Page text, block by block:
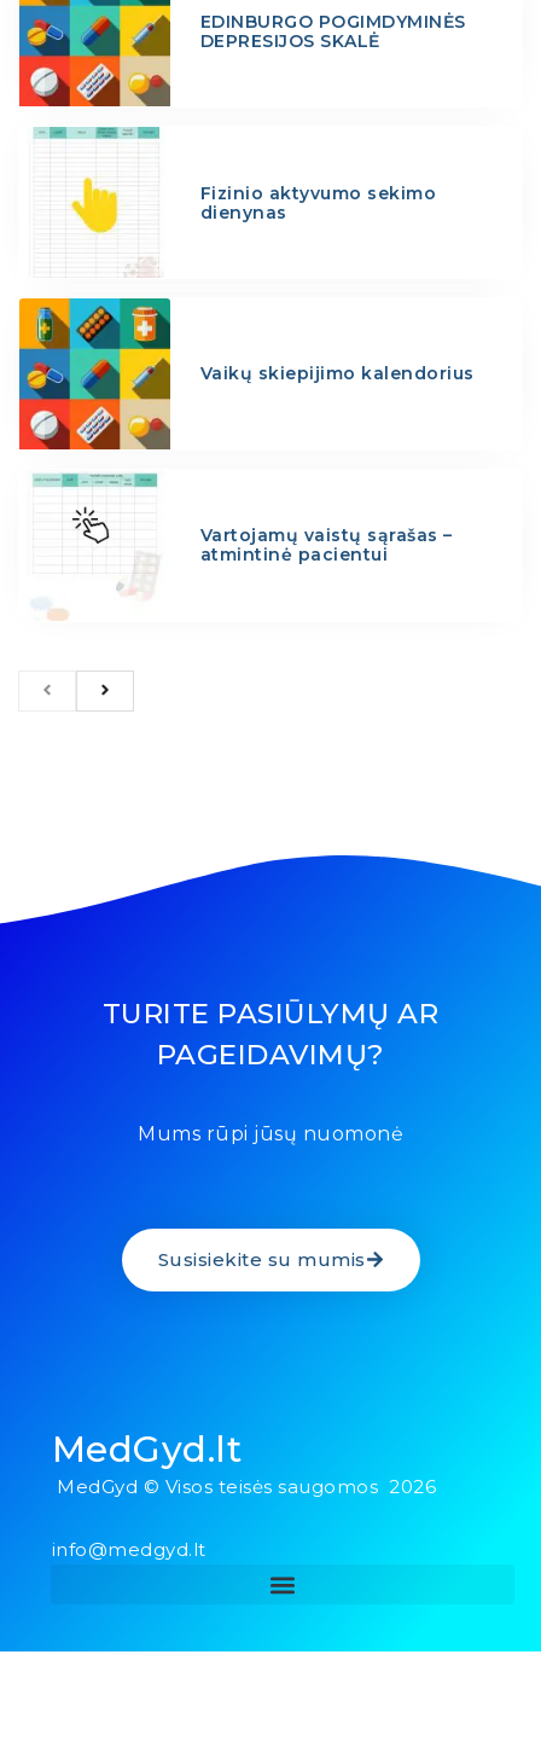
EDINBURGO POGIMDYMINĖS
DEPRESIJOS SKALĖ
Fizinio aktyvumo sekimo
dienynas
Vaikų skiepijimo kalendorius
Vartojamų vaistų sąrašas –
atmintinė pacientui
TURITE PASIŪLYMŲ AR
PAGEIDAVIMŲ?
Mums rūpi jūsų nuomonė
Susisiekite su mumis
MedGyd.lt
MedGyd © Visos teisės saugomos 2026
info@medgyd.lt